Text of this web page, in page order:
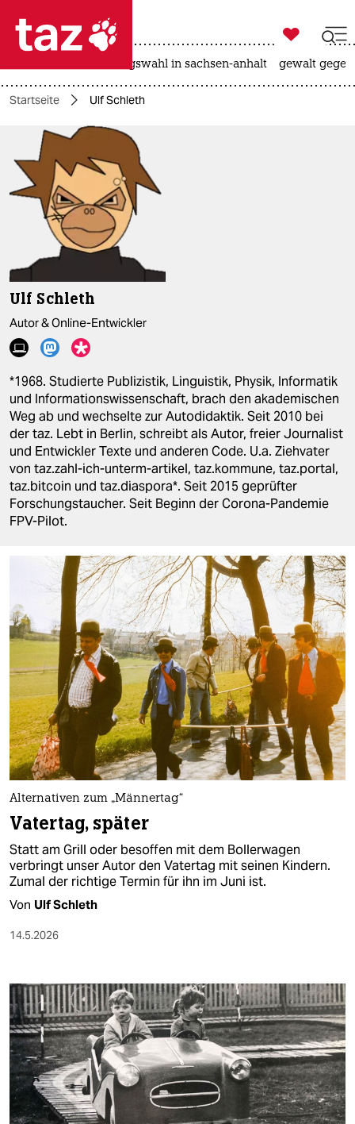
 taz zahl ich
taz zahl ich
themen
politik
gesellschaft
kultur
sport
berlin
nord
wahrheit
verlag
verlag
veranstaltungen
fragen & hilfe
unterstützen
genossenschaft
epaper login

taz zahl ich
landtagswahl in sachsen-anhalt gewalt
Startseite Ulf Schleth
Ulf Schleth
Autor & Online-Entwickler
*1968. Studierte Publizistik, Linguistik, Physik, Informatik
und Informationswissenschaft, brach den akademischen
Weg ab und wechselte zur Autodidaktik. Seit 2010 bei
der taz. Lebt in Berlin, schreibt als Autor, freier Journalist
und Entwickler Texte und anderen Code. U.a. Ziehvater
von taz.zahl-ich-unterm-artikel, taz.kommune, taz.portal,
taz.bitcoin und taz.diaspora*. Seit 2015 geprüfter
Forschungstaucher. Seit Beginn der Corona-Pandemie
FPV-Pilot.
Alternativen zum „Männertag“
Vatertag, später
Statt am Grill oder besoffen mit dem Bollerwagen
verbringt unser Autor den Vatertag mit seinen Kindern.
Zumal der richtige Termin für ihn im Juni ist.
Von Ulf Schleth
14.5.2026